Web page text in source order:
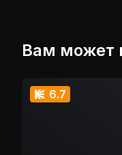
Вам может
6.7